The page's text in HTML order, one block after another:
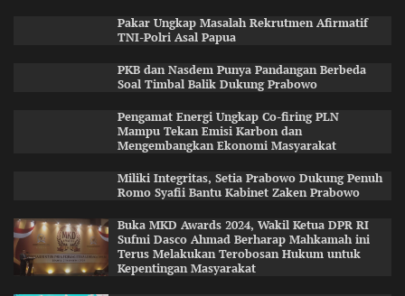
Pakar Ungkap Masalah Rekrutmen Afirmatif
TNI-Polri Asal Papua
PKB dan Nasdem Punya Pandangan Berbeda
Soal Timbal Balik Dukung Prabowo
Pengamat Energi Ungkap Co-firing PLN
Mampu Tekan Emisi Karbon dan
Mengembangkan Ekonomi Masyarakat
Miliki Integritas, Setia Prabowo Dukung Penuh
Romo Syafii Bantu Kabinet Zaken Prabowo
Buka MKD Awards 2024, Wakil Ketua DPR RI
Sufmi Dasco Ahmad Berharap Mahkamah ini
Terus Melakukan Terobosan Hukum untuk
Kepentingan Masyarakat